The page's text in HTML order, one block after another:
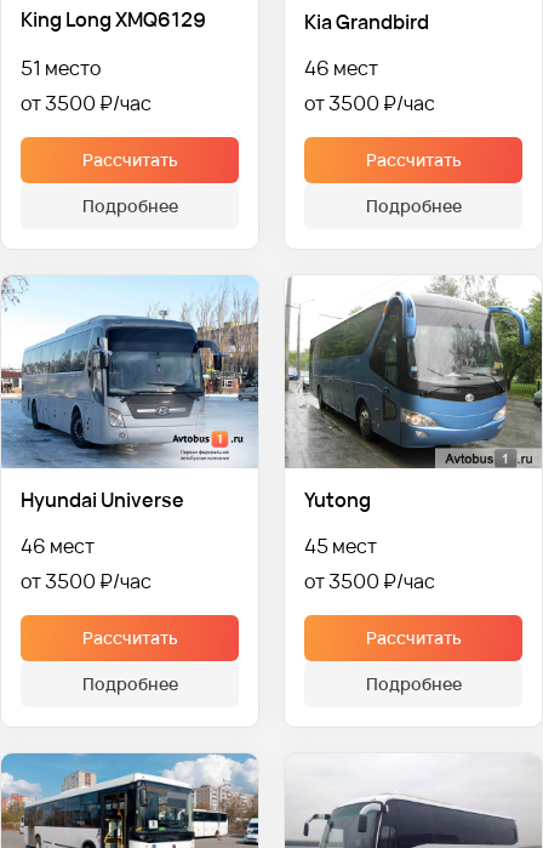
King Long XMQ6129
51 место
от 3500 ₽
Рассчитать
Подробнее
Kia Grandbird
46 мест
от 3500 ₽
Рассчитать
Подробнее
Hyundai Universe
46 мест
от 3500 ₽
Рассчитать
Подробнее
Yutong
45 мест
от 3500 ₽
Рассчитать
Подробнее